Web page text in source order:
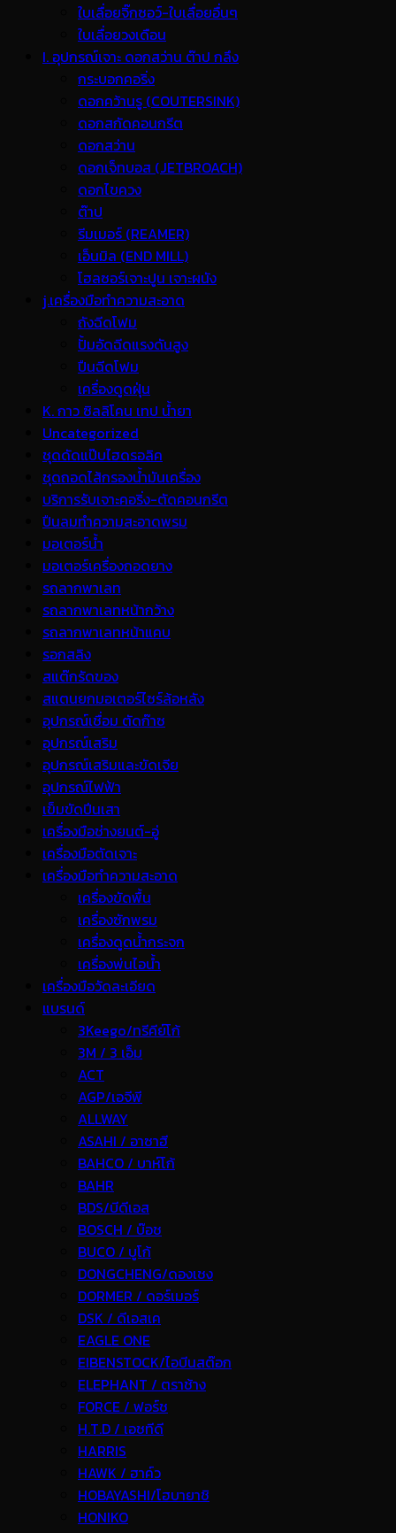
ใบเลื่อยจิ๊กซอว์-ใบเลื่อยอื่นๆ
ใบเลื่อยวงเดือน
I. อุปกรณ์เจาะ ดอกสว่าน ต๊าป กลึง
กระบอกคอริ่ง
ดอกคว้านรู (COUTERSINK)
ดอกสกัดคอนกรีต
ดอกสว่าน
ดอกเจ็ทบอส (JETBROACH)
ดอกไขควง
ต๊าป
รีมเมอร์ (REAMER)
เอ็นมิล (END MILL)
โฮลซอร์เจาะปูน เจาะผนัง
j.เครื่องมือทำความสะอาด
ถังฉีดโฟม
ปั้มอัดฉีดแรงดันสูง
ปืนฉีดโฟม
เครื่องดูดฝุ่น
K. กาว ซิลลิโคน เทป น้ำยา
Uncategorized
ชุดดัดแป๊บไฮดรอลิค
ชุดถอดไส้กรองน้ำมันเครื่อง
บริการรับเจาะคอริ่ง-ตัดคอนกรีต
ปืนลมทำความสะอาดพรม
มอเตอร์น้ำ
มอเตอร์เครื่องถอดยาง
รถลากพาเลท
รถลากพาเลทหน้ากว้าง
รถลากพาเลทหน้าแคบ
รอกสลิง
สแต๊กรัดของ
สแตนยกมอเตอร์ไซร์ล้อหลัง
อุปกรณ์เชื่อม ตัดก๊าซ
อุปกรณ์เสริม
อุปกรณ์เสริมและขัดเจีย
อุปกรณ์ไฟฟ้า
เข็มขัดปีนเสา
เครื่องมือช่างยนต์-อู่
เครื่องมือตัดเจาะ
เครื่องมือทำความสะอาด
เครื่องขัดพื้น
เครื่องซักพรม
เครื่องดูดน้ำกระจก
เครื่องพ่นไอน้ำ
เครื่องมือวัดละเอียด
แบรนด์
3Keego/ทรีคีย์โก้
3M / 3 เอ็ม
ACT
AGP/เอจีพี
ALLWAY
ASAHI / อาซาฮี
BAHCO / บาห์โก้
BAHR
BDS/บีดีเอส
BOSCH / บ๊อช
BUCO / บูโก้
DONGCHENG/ดองเชง
DORMER / ดอร์เมอร์
DSK / ดีเอสเค
EAGLE ONE
EIBENSTOCK/ไอบีนสต๊อก
ELEPHANT / ตราช้าง
FORCE / ฟอร์ช
H.T.D / เอชทีดี
HARRIS
HAWK / ฮาค์ว
HOBAYASHI/โฮบายาชิ
HONIKO